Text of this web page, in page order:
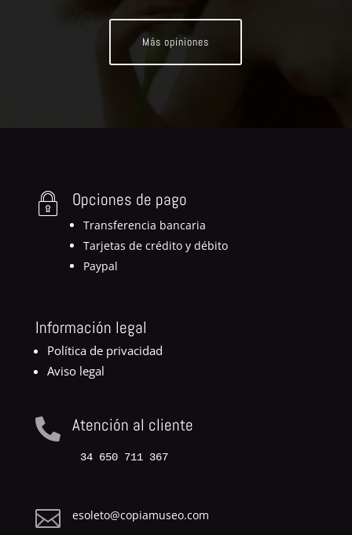
Más opiniones
Opciones de pago
Transferencia bancaria
Tarjetas de crédito y débito
Paypal
Información legal
Política de privacidad
Aviso legal
 Atención al cliente
34 650 711 367
 esoleto@copiamuseo.com